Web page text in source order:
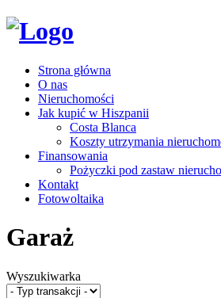
Strona główna
O nas
Nieruchomości
Jak kupić w Hiszpanii
Costa Blanca
Koszty utrzymania
Finansowania
Pożyczki pod zastaw
Kontakt
Fotowoltaika
Garaż
Wyszukiwarka